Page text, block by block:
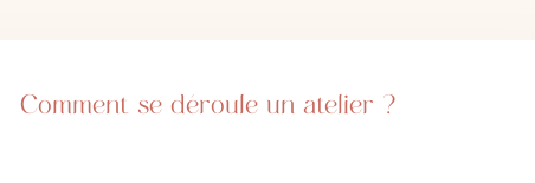
Comment se déroule un atelier ?